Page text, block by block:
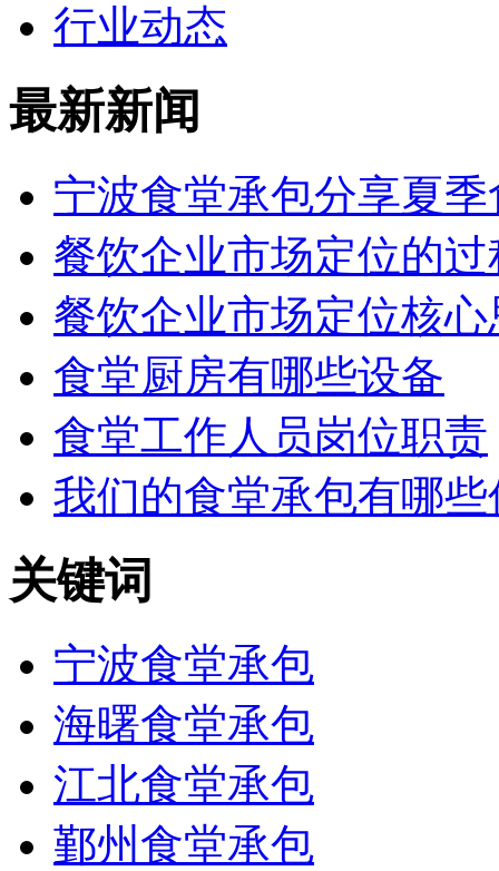
行业动态
最新新闻
宁波食堂承包分享夏季
餐饮企业市场定位的过
餐饮企业市场定位核心
食堂厨房有哪些设备
食堂工作人员岗位职责
我们的食堂承包有哪些
关键词
宁波食堂承包
海曙食堂承包
江北食堂承包
鄞州食堂承包